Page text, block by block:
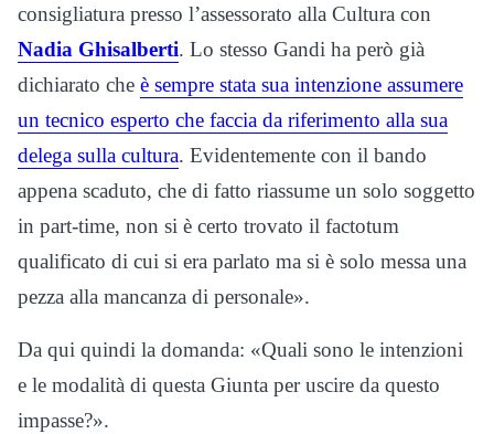
consigliatura presso l’assessorato alla Cultura con
Nadia Ghisalberti. Lo stesso Gandi ha però già
dichiarato che è sempre stata sua intenzione assumere
un tecnico esperto che faccia da riferimento alla sua
delega sulla cultura. Evidentemente con il bando
appena scaduto, che di fatto riassume un solo soggetto
in part-time, non si è certo trovato il factotum
qualificato di cui si era parlato ma si è solo messa una
pezza alla mancanza di personale».
Da qui quindi la domanda: «Quali sono le intenzioni
e le modalità di questa Giunta per uscire da questo
impasse?».